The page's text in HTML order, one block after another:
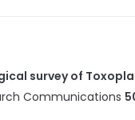
survey of
Communications